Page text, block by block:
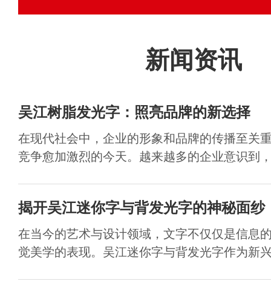
新闻资讯
吴江树脂发光字：照亮品牌的新选择
在现代社会中，企业的形象和品牌的传播至关
竞争愈加激烈的今天。越来越多的企业意识到
揭开吴江迷你字与背发光字的神秘面纱
在当今的艺术与设计领域，文字不仅仅是信息
觉美学的表现。吴江迷你字与背发光字作为新